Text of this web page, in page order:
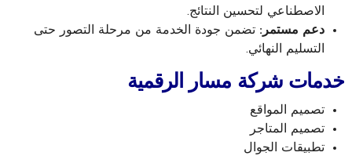
الاصطناعي لتحسين النتائج.
دعم مستمر: تضمن جودة الخدمة من مرحلة التصور حتى
التسليم النهائي.
خدمات شركة مسار الرقمية
تصميم المواقع
تصميم المتاجر
تطبيقات الجوال